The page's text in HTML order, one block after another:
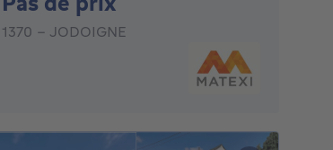
1370 - JODOIGNE